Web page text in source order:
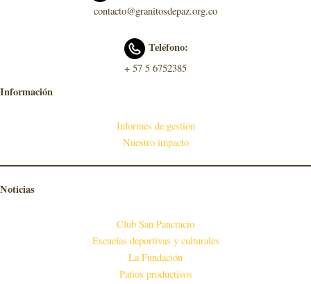
contacto@granitosdepaz.org.co
Teléfono:
+ 57 5 6752385
Información
Informes de gestión
Nuestro impacto
Noticias
Club San Pancracio
Escuelas deportivas y culturales
La Fundación
Patios productivos